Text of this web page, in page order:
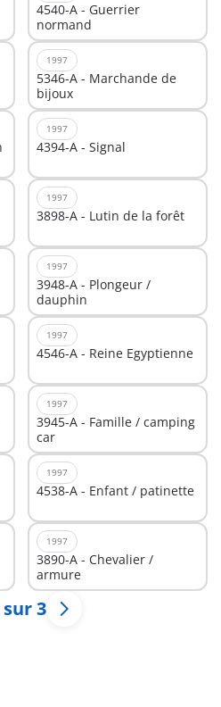
4540-A - Guerrier
normand
1997
5346-A - Marchande de
bijoux
1997
4394-A - Signal
1997
3898-A - Lutin de la forêt
1997
3948-A - Plongeur /
dauphin
1997
4546-A - Reine Egyptienne
1997
3945-A - Famille / camping
car
1997
4538-A - Enfant / patinette
1997
3890-A - Chevalier /
armure
sur 3